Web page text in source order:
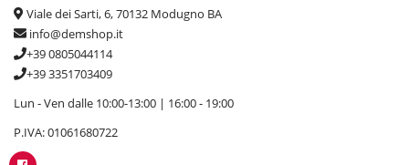
Viale dei Sarti, 6, 70132 Modugno BA
info@demshop.it
+39 0805044114
+39 3351703409
Lun - Ven dalle 10:00-13:00 | 16:00 - 19:00
P.IVA: 01061680722